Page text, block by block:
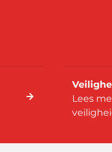
Lees